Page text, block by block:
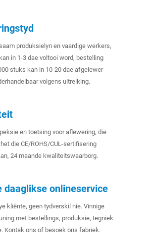
produksielyn en vaardige werkers,
in 1-3 dae voltooi word, bestelling
stuks kan in 10-20 dae afgelewer
volgens uitreiking.
en toetsing voor aflewering, die
die CE/ROHS/CUL-sertifisering
24 maande kwaliteitswaarborg.
daaglikse onlineservice
kliënte, geen tydverskil nie. Vinnige
met bestellings, produksie, tegniek
Kontak ons of besoek ons fabriek.